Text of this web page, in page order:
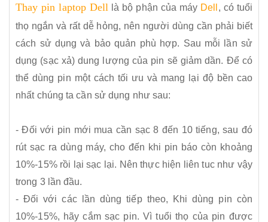
Thay pin laptop Dell là bộ phận của máy Dell , có tuổi
thọ ngắn và rất dễ hỏng, nên người dùng cần phải biết
cách sử dụng và bảo quản phù hợp. Sau mỗi lần sử
dụng (sạc xả) dung lượng của pin sẽ giảm dần. Để có
thể dùng pin một cách tối ưu và mang lại độ bền cao
nhất chúng ta cần sử dụng như sau:
- Đối với pin mới mua cần sạc 8 đến 10 tiếng, sau đó
rút sạc ra dùng máy, cho đến khi pin báo còn khoảng
10%-15% rồi lại sạc lại. Nên thực hiện liên tuc như vậy
trong 3 lần đầu.
- Đối với các lần dùng tiếp theo, Khi dùng pin còn
10%-15%, hãy cắm sạc pin. Vì tuổi thọ của pin được